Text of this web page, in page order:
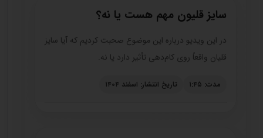
سایز قلیون مهم هست یا نه؟
در این ویدیو درباره این موضوع صحبت کردیم که آیا سایز
قلیان واقعاً روی کام‌دهی تأثیر دارد یا نه.
مدت: ۱:۴۵ تاریخ انتشار: اسفند ۱۴۰۴